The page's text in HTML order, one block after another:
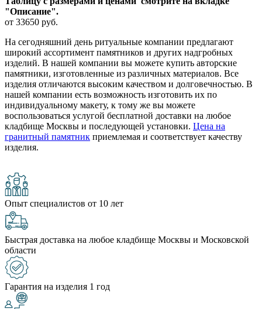
"Описание".
от 33650 руб.
На сегодняшний день ритуальные компании предлагают
широкий ассортимент памятников и других надгробных
изделий. В нашей компании вы можете купить авторские
памятники, изготовленные из различных материалов. Все
изделия отличаются высоким качеством и долговечностью. В
нашей компании есть возможность изготовить их по
индивидуальному макету, к тому же вы можете
воспользоваться услугой бесплатной доставки на любое
кладбище Москвы и последующей установки. Цена на
гранитный памятник приемлемая и соответствует качеству
изделия.
Опыт специалистов от 10 лет
Быстрая доставка на любое кладбище Москвы и Московской
области
Гарантия на изделия 1 год